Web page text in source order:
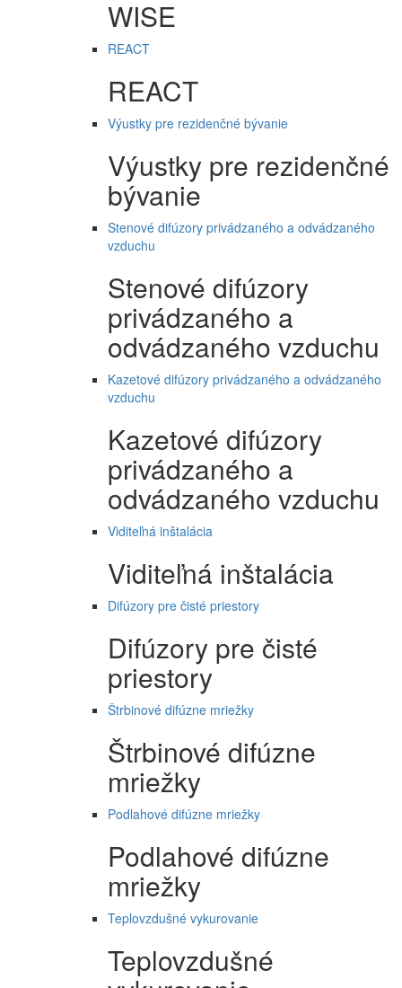
WISE
REACT
REACT
Výustky pre rezidenčné bývanie
Výustky pre rezidenčné
bývanie
Stenové difúzory privádzaného a odvádzaného
vzduchu
Stenové difúzory
privádzaného a
odvádzaného vzduchu
Kazetové difúzory privádzaného a odvádzaného
vzduchu
Kazetové difúzory
privádzaného a
odvádzaného vzduchu
Viditeľná inštalácia
Viditeľná inštalácia
Difúzory pre čisté priestory
Difúzory pre čisté
priestory
Štrbinové difúzne mriežky
Štrbinové difúzne
mriežky
Podlahové difúzne mriežky
Podlahové difúzne
mriežky
Teplovzdušné vykurovanie
Teplovzdušné